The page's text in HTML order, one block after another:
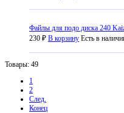
Файлы для подо диска 240
230 ₽ В корзину Есть в
Товары: 49
1
2
След.
Конец